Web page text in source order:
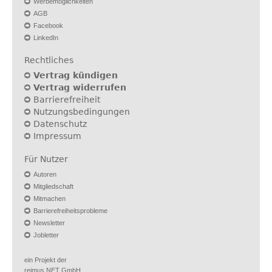
AGB
Facebook
LinkedIn
Rechtliches
Vertrag kündigen
Vertrag widerrufen
Barrierefreiheit
Nutzungsbedingungen
Datenschutz
Impressum
Für Nutzer
Autoren
Mitgliedschaft
Mitmachen
Barrierefreiheitsprobleme
Newsletter
Jobletter
ein Projekt der
reimus.NET GmbH